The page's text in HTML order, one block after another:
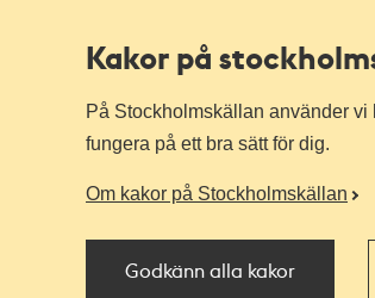
Kakor på
På Stockholmskällan använder vi
fungera på ett bra sätt för dig.
Om kakor på Stockholmskällan
Godkänn alla kakor